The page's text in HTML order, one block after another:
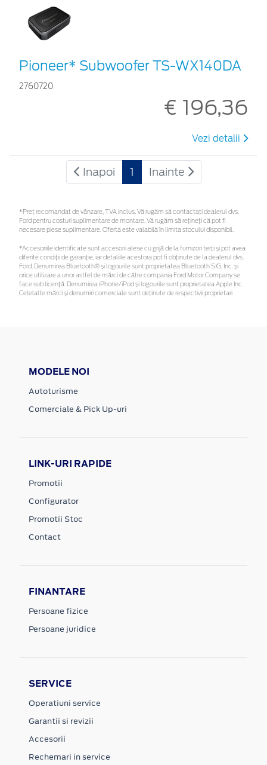
Pioneer* Subwoofer TS-WX140DA
2760720
€ 196,36
Vezi detalii
Inapoi 1 Inainte
*Preţ recomandat de vânzare, TVA inclus. Vă rugăm să contactaţi dealerul dvs.
Ford pentru costuri suplimentare de montare. Vă rugăm să rețineți că pot fi
necesare piese suplimentare. Oferta este valabilă în limita stocului disponibil.
*Accesoriile identificate sunt accesorii alese cu grijă de la furnizori terți și pot avea
diferite condiții de garanție, iar detaliile acestora pot fi obținute de la dealerul dvs.
Ford. Denumirea Bluetooth® și logourile sunt proprietatea Bluetooth SIG, Inc. și
orice utilizare a unor astfel de mărci de către compania Ford Motor Company se
face sub licență. Denumirea iPhone/iPod și logourile sunt proprietatea Apple Inc.
Celelalte mărci și denumiri comerciale sunt deținute de respectivii proprietari
MODELE NOI
Autoturisme
Comerciale & Pick Up-uri
LINK-URI RAPIDE
Promotii
Configurator
Promotii Stoc
Contact
FINANTARE
Persoane fizice
Persoane juridice
SERVICE
Operatiuni service
Garantii si revizii
Accesorii
Rechemari in service